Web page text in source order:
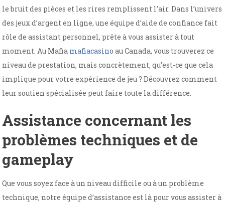
le bruit des pièces et les rires remplissent l’air. Dans l’univers
des jeux d’argent en ligne, une équipe d’aide de confiance fait
rôle de assistant personnel, prête à vous assister à tout
moment. Au Mafia mafiacasino au Canada, vous trouverez ce
niveau de prestation, mais concrètement, qu’est-ce que cela
implique pour votre expérience de jeu ? Découvrez comment
leur soutien spécialisée peut faire toute la différence.
Assistance concernant les
problèmes techniques et de
gameplay
Que vous soyez face à un niveau difficile ou à un problème
technique, notre équipe d’assistance est là pour vous assister à